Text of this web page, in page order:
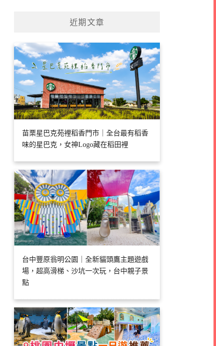
近期文章
苗栗星巴克苑裡稻香門市｜全台最有稻香
味的星巴克，女神Logo藏在稻田裡
台中豐原翁明公園｜全新貓頭鷹主題遊戲
場，超高滑梯、沙坑一次玩，台中親子景
點